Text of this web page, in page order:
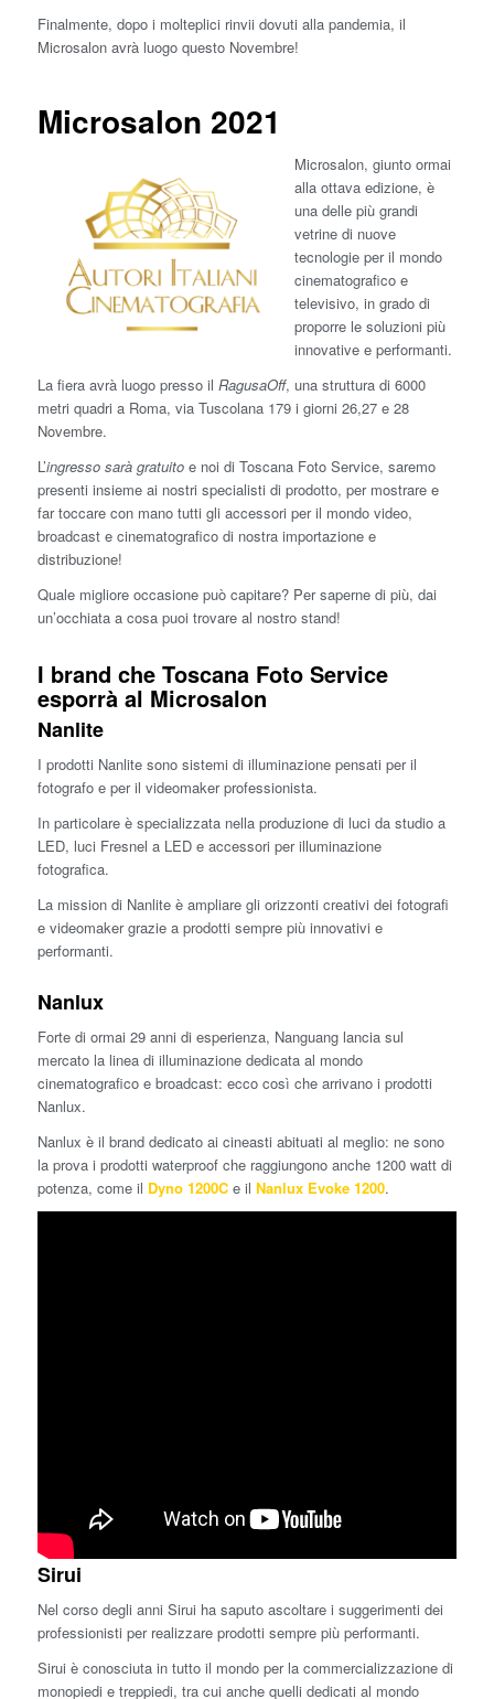
Finalmente, dopo i molteplici rinvii dovuti alla pandemia, il
Microsalon avrà luogo questo Novembre!
Microsalon 2021
Microsalon, giunto ormai
alla ottava edizione, è
una delle più grandi
vetrine di nuove
tecnologie per il mondo
cinematografico e
televisivo, in grado di
proporre le soluzioni più
innovative e performanti.
La fiera avrà luogo presso il RagusaOff, una struttura di 6000
metri quadri a Roma, via Tuscolana 179 i giorni 26,27 e 28
Novembre.
L’ingresso sarà gratuitoe noi di Toscana Foto Service, saremo
presenti insieme ai nostri specialisti di prodotto, per mostrare e
far toccare con mano tutti gli accessori per il mondo video,
broadcast e cinematografico di nostra importazione e
distribuzione!
Quale migliore occasione può capitare? Per saperne di più, dai
un’occhiata a cosa puoi trovare al nostro stand!
I brand che Toscana Foto Service
esporrà al Microsalon
Nanlite
I prodotti Nanlite sono sistemi di illuminazione pensati per il
fotografo e per il videomaker professionista.
In particolare è specializzata nella produzione di luci da studio a
LED, luci Fresnel a LED e accessori per illuminazione
fotografica.
La mission di Nanlite è ampliare gli orizzonti creativi dei fotografi
e videomaker grazie a prodotti sempre più innovativi e
performanti.
Nanlux
Forte di ormai 29 anni di esperienza, Nanguang lancia sul
mercato la linea di illuminazione dedicata al mondo
cinematografico e broadcast: ecco così che arrivano i prodotti
Nanlux.
Nanlux è il brand dedicato ai cineasti abituati al meglio: ne sono
la prova i prodotti waterproof che raggiungono anche 1200 watt di
potenza, come il Dyno 1200Ce il Nanlux Evoke 1200.
Sirui
Nel corso degli anni Sirui ha saputo ascoltare i suggerimenti dei
professionisti per realizzare prodotti sempre più performanti.
Sirui è conosciuta in tutto il mondo per la commercializzazione di
monopiedi e treppiedi, tra cui anche quelli dedicati al mondo